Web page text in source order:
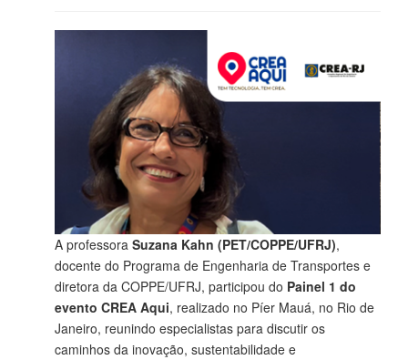
A professora Suzana Kahn (PET/COPPE/UFRJ),
docente do Programa de Engenharia de Transportes e
diretora da COPPE/UFRJ, participou do Painel 1 do
evento CREA Aqui, realizado no Píer Mauá, no Rio de
Janeiro, reunindo especialistas para discutir os
caminhos da inovação, sustentabilidade e